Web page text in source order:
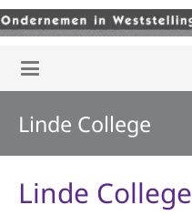
Linde College
Linde College